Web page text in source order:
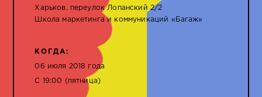
Харьков, переулок Лопанский 2/2
Школа маркетинга и коммуникаций «Багаж»
КОГДА:
06 июля 2018 года
С 19:00 (пятница)